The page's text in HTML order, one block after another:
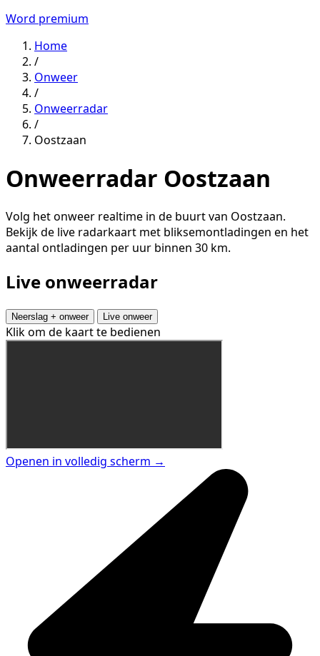
Word premium
Home
/
Onweer
/
Onweerradar
/
Oostzaan
Onweerradar Oostzaan
Volg het onweer realtime in de buurt van Oostzaan.
Bekijk de live radarkaart met bliksemontladingen en het
aantal ontladingen per uur binnen 30 km.
Live onweerradar
Neerslag + onweer Live onweer
Klik om de kaart te bedienen
Openen in volledig scherm →